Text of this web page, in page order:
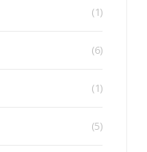
(1)
(6)
(1)
(5)